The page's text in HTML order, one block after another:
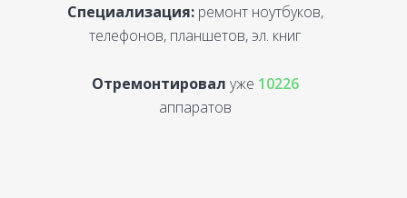
Специализация:ремонт ноутбуков,
телефонов, планшетов, эл. книг
Отремонтировал уже 10226
аппаратов